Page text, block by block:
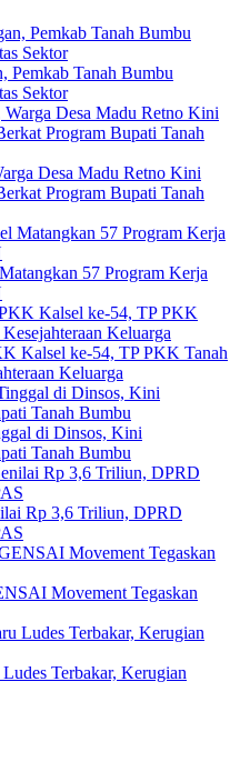
Pemkab Tanah Bumbu
Sektor
Desa Madu Retno Kini
Program Bupati Tanah
57 Program Kerja
Kalsel ke-54, TP PKK Tanah
Keluarga
di Dinsos, Kini
Tanah Bumbu
Rp 3,6 Triliun, DPRD
Movement Tegaskan
Terbakar, Kerugian